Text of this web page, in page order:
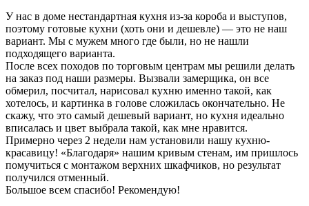
У нас в доме нестандартная кухня из-за короба и выступов,
поэтому готовые кухни (хоть они и дешевле) — это не наш
вариант. Мы с мужем много где были, но не нашли
подходящего варианта.
После всех походов по торговым центрам мы решили делать
на заказ под наши размеры. Вызвали замерщика, он все
обмерил, посчитал, нарисовал кухню именно такой, как
хотелось, и картинка в голове сложилась окончательно. Не
скажу, что это самый дешевый вариант, но кухня идеально
вписалась и цвет выбрала такой, как мне нравится.
Примерно через 2 недели нам установили нашу кухню-
красавицу! «Благодаря» нашим кривым стенам, им пришлось
помучиться с монтажом верхних шкафчиков, но результат
получился отменный.
Большое всем спасибо! Рекомендую!